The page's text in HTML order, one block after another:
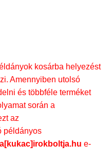
kosárba helyezést
Amennyiben utolsó
és többféle terméket
során a
az
példányos
e-